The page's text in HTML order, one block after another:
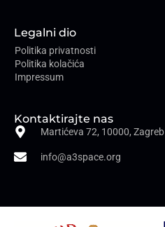
Legalni dio
Politika privatnosti
Politika kolačića
Impressum
Kontaktirajte nas
Martićeva 72, 10000, Zagreb
info@a3space.org